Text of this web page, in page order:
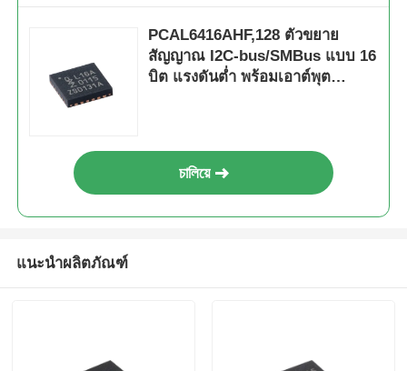
PCAL6416AHF,128 ตัวขยาย
สัญญาณ I2C-bus/SMBus แบบ 16
บิต แรงดันต่ำ พร้อมเอาต์พุต
চালিয়ে
แนะนำผลิตภัณฑ์